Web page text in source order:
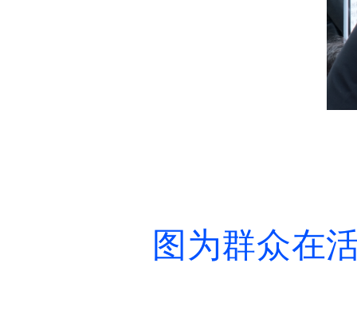
图为群众在